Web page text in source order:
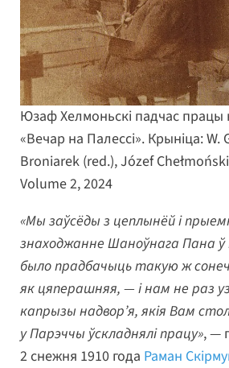
Юзаф Хелмоньскі падчас працы
«Вечар на Палессі». Крыніца: W.
Broniarek (red.), Józef
Volume 2, 2024
«Мы заўсёды з цеплынёй і
знаходжанне Шаноўнага Пана
было прадбачыць такую ж
як цяперашняя, — і нам не раз
капрызы надвор’я, якія Вам
у Парэччы ўскладнялі працу», —
2 снежня 1910 года Раман